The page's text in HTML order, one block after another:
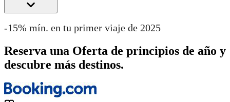
-15% mín. en tu primer viaje de 2025
Reserva una Oferta de principios de año y
descubre más destinos.